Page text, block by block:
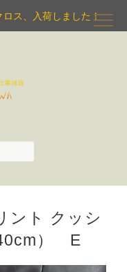
ス、入荷しました！
ント クッシ
） E